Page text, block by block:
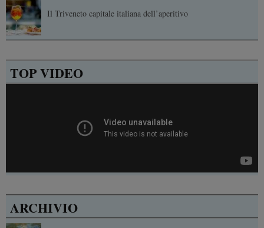
Il Triveneto capitale italiana dell’aperitivo
TOP VIDEO
ARCHIVIO